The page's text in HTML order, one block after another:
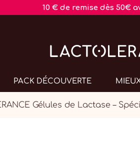
10 € de remise dès 50€
PACK DÉCOUVERTE
Gélules de Lactase –